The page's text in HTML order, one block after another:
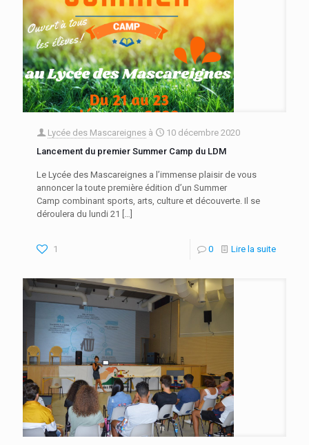
Lycée des Mascareignes à
10 décembre 2020
Lancement du premier Summer Camp du LDM
Le Lycée des Mascareignes a l’immense plaisir de vous
annoncer la toute première édition d’un Summer
Camp combinant sports, arts, culture et découverte. Il se
déroulera du lundi 21 […]
1 0 Lire la suite